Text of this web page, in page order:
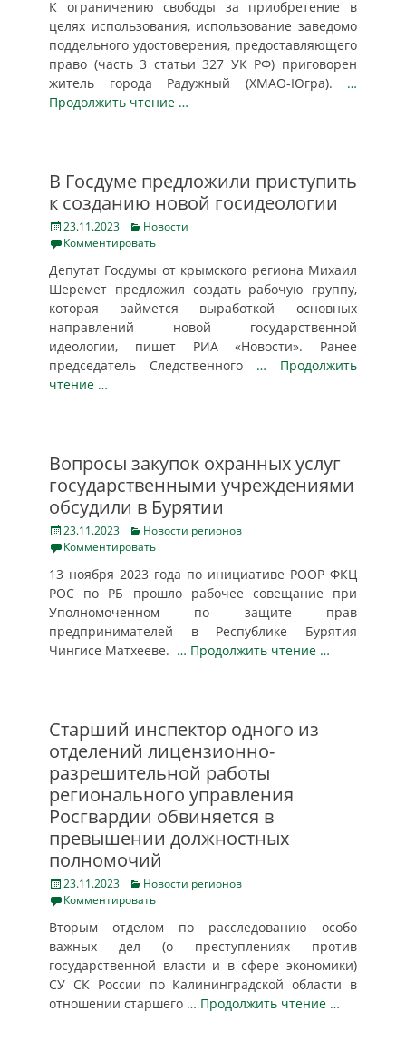
К ограничению свободы за приобретение в
целях использования, использование заведомо
поддельного удостоверения, предоставляющего
право (часть 3 статьи 327 УК РФ) приговорен
житель города Радужный (ХМАО-Югра). …
Продолжить чтение …
В Госдуме предложили приступить
к созданию новой госидеологии
Posted
on
23.11.2023 Categories
Новости
Комментировать
Депутат Госдумы от крымского региона Михаил
Шеремет предложил создать рабочую группу,
которая займется выработкой основных
направлений новой государственной
идеологии, пишет РИА «Новости». Ранее
председатель Следственного … Продолжить
чтение …
Вопросы закупок охранных услуг
государственными учреждениями
обсудили в Бурятии
Posted
on
23.11.2023 Categories
Новости регионов
Комментировать
13 ноября 2023 года по инициативе РООР ФКЦ
РОС по РБ прошло рабочее совещание при
Уполномоченном по защите прав
предпринимателей в Республике Бурятия
Чингисе Матхееве. … Продолжить чтение …
Старший инспектор одного из
отделений лицензионно-
разрешительной работы
регионального управления
Росгвардии обвиняется в
превышении должностных
полномочий
Posted
on
23.11.2023 Categories
Новости регионов
Комментировать
Вторым отделом по расследованию особо
важных дел (о преступлениях против
государственной власти и в сфере экономики)
СУ СК России по Калининградской области в
отношении старшего … Продолжить чтение …